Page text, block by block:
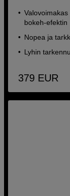
bokeh-efektin
Nopea ja
Lyhin
379 EUR